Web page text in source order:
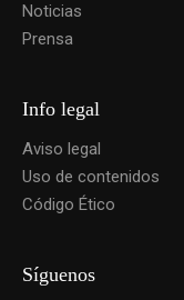
Noticias
Prensa
Info legal
Aviso legal
Uso de contenidos
Código Ético
Síguenos